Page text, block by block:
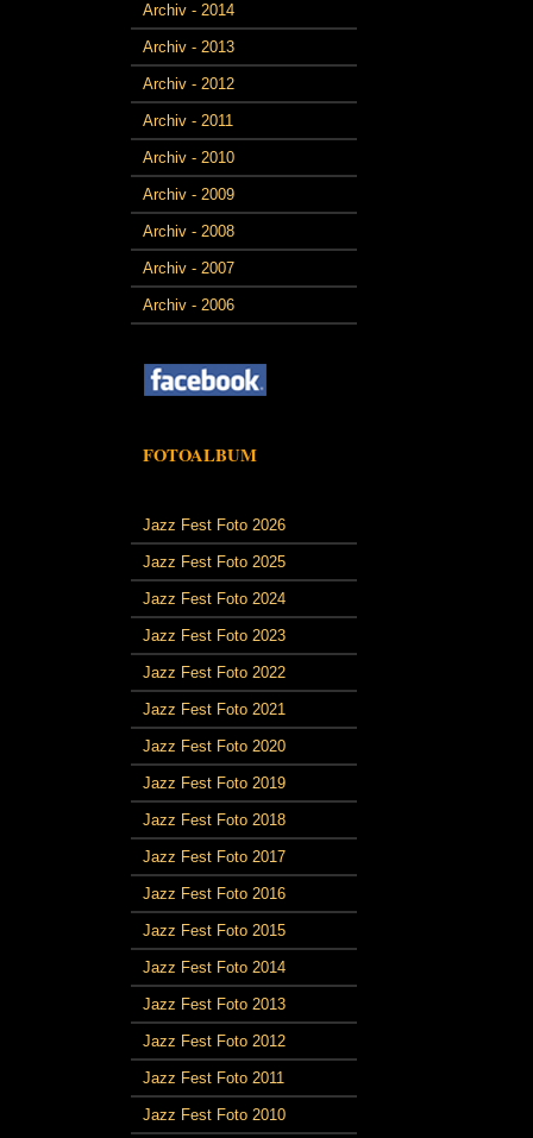
Archiv - 2014
Archiv - 2013
Archiv - 2012
Archiv - 2011
Archiv - 2010
Archiv - 2009
Archiv - 2008
Archiv - 2007
Archiv - 2006
FOTOALBUM
Jazz Fest Foto 2026
Jazz Fest Foto 2025
Jazz Fest Foto 2024
Jazz Fest Foto 2023
Jazz Fest Foto 2022
Jazz Fest Foto 2021
Jazz Fest Foto 2020
Jazz Fest Foto 2019
Jazz Fest Foto 2018
Jazz Fest Foto 2017
Jazz Fest Foto 2016
Jazz Fest Foto 2015
Jazz Fest Foto 2014
Jazz Fest Foto 2013
Jazz Fest Foto 2012
Jazz Fest Foto 2011
Jazz Fest Foto 2010